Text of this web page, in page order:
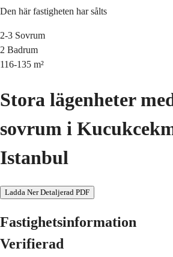
Den här fastigheten har sålts
2-3 Sovrum
2 Badrum
116-135 m²
Stora lägenheter
sovrum i
Istanbul
Ladda Ner Detaljerad PDF
Fastighetsinformation
Verifierad